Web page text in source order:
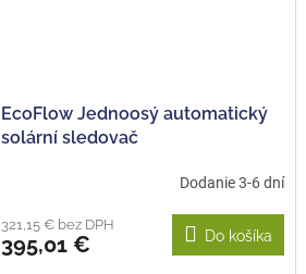
EcoFlow Jednoosý automatický
solární sledovač
Dodanie 3-6 dní
321,15 € bez DPH
395,01 € Do košíka